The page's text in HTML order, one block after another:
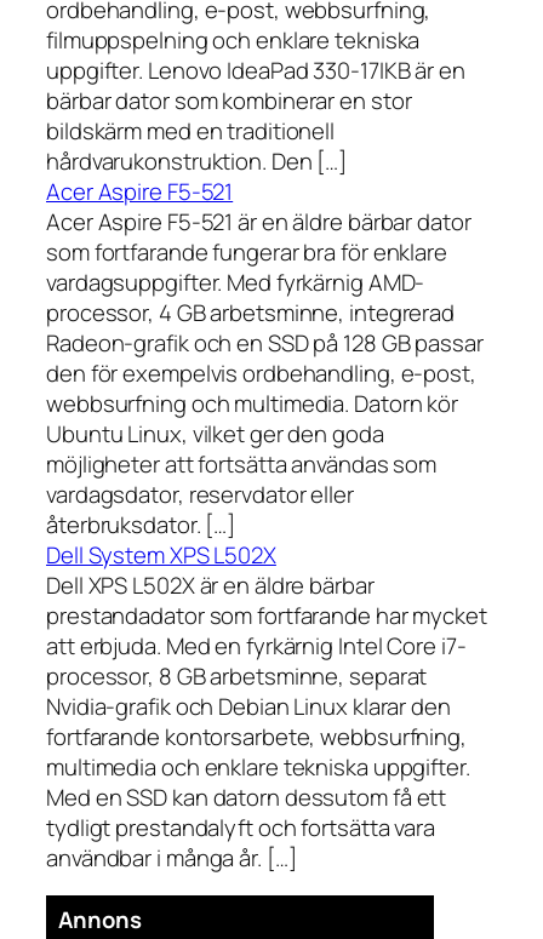
ordbehandling, e-post, webbsurfning,
filmuppspelning och enklare tekniska
uppgifter. Lenovo IdeaPad 330-17IKB är en
bärbar dator som kombinerar en stor
bildskärm med en traditionell
hårdvarukonstruktion. Den […]
Acer Aspire F5-521
Acer Aspire F5-521 är en äldre bärbar dator
som fortfarande fungerar bra för enklare
vardagsuppgifter. Med fyrkärnig AMD-
processor, 4 GB arbetsminne, integrerad
Radeon-grafik och en SSD på 128 GB passar
den för exempelvis ordbehandling, e-post,
webbsurfning och multimedia. Datorn kör
Ubuntu Linux, vilket ger den goda
möjligheter att fortsätta användas som
vardagsdator, reservdator eller
återbruksdator. […]
Dell System XPS L502X
Dell XPS L502X är en äldre bärbar
prestandadator som fortfarande har mycket
att erbjuda. Med en fyrkärnig Intel Core i7-
processor, 8 GB arbetsminne, separat
Nvidia-grafik och Debian Linux klarar den
fortfarande kontorsarbete, webbsurfning,
multimedia och enklare tekniska uppgifter.
Med en SSD kan datorn dessutom få ett
tydligt prestandalyft och fortsätta vara
användbar i många år. […]
Annons